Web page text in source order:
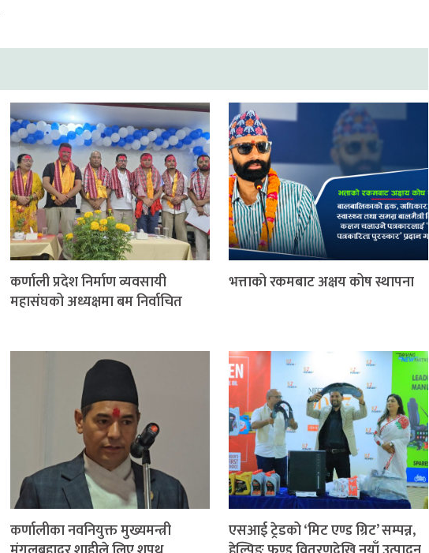
कर्णाली प्रदेश निर्माण व्यवसायी
महासंघको अध्यक्षमा बम निर्वाचित
भत्ताको रकमबाट अक्षय कोष स्थापना
कर्णालीका नवनियुक्त मुख्यमन्त्री
एसआई ट्रेडको ‘मिट एण्ड ग्रिट’ सम्पन्न,